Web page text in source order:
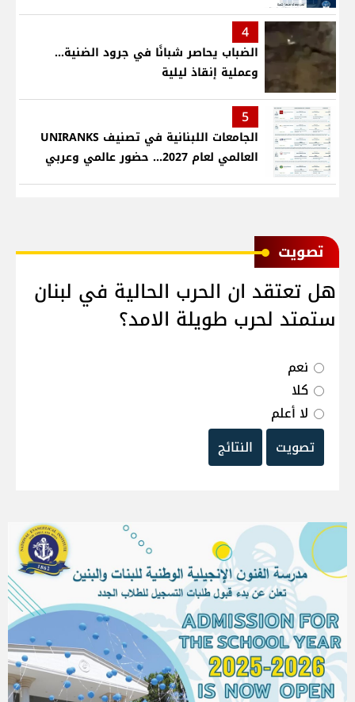
4
الضباب يحاصر شبانًا في جرود الضنية...
وعملية إنقاذ ليلية
5
الجامعات اللبنانية في تصنيف UNIRANKS
العالمي لعام 2027... حضور عالمي وعربي
ﺗﺼﻮﻳﺖ
هل تعتقد ان الحرب الحالية في لبنان
ستمتد لحرب طويلة الامد؟
نعم
كلا
لا أعلم
تصويت
النتائج